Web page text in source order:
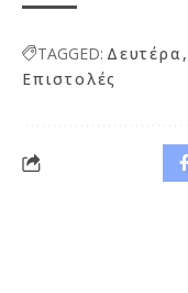
TAGGED: Δευτέρα
Επιστολές